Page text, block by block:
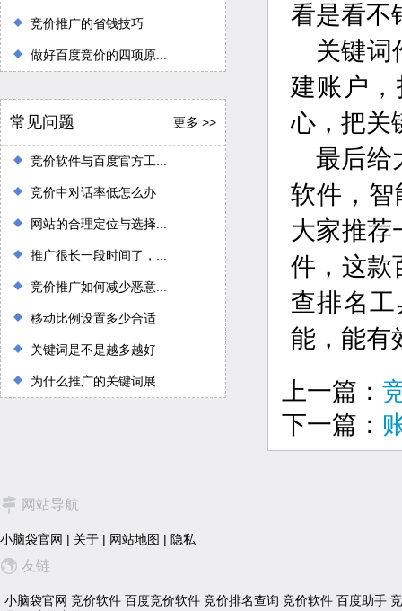
竞价推广的省钱技巧
做好百度竞价的四项原...
常见问题 更多 >>
竞价软件与百度官方工...
竞价中对话率低怎么办
网站的合理定位与选择...
推广很长一段时间了，...
竞价推广如何减少恶意...
移动比例设置多少合适
关键词是不是越多越好
为什么推广的关键词展...
看是看不
关键词
建账户
心，把关
最后给
软件，
大家推
件，这款
查排名
能，能有
上一篇：
下一篇：
网站导航
小脑袋官网 | 关于 | 网站地图 | 隐私
友链
小脑袋官网 竞价软件 百度竞价软件 竞价排名查询 竞价软件 百度助手